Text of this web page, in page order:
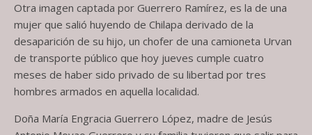
Otra imagen captada por Guerrero Ramírez, es la de una
mujer que salió huyendo de Chilapa derivado de la
desaparición de su hijo, un chofer de una camioneta Urvan
de transporte público que hoy jueves cumple cuatro
meses de haber sido privado de su libertad por tres
hombres armados en aquella localidad.
Doña María Engracia Guerrero López, madre de Jesús